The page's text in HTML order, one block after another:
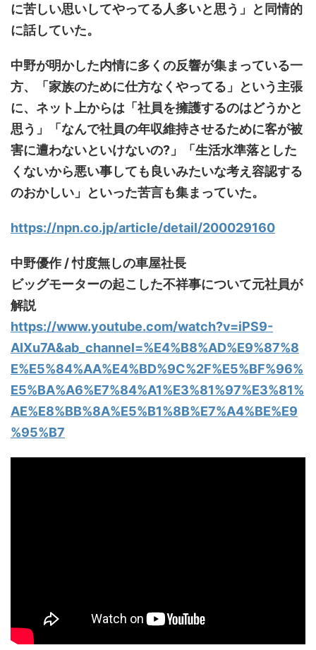
に苦しい思いしてやってる人多いと思う」と同情的
に話していた。
中野が明かした内情に多くの反響が集まっている一
方、「家族のために仕方なくやってる」という主張
に、ネット上からは「社員を擁護するのはどうかと
思う」「なんで社員の年収維持させるために客が被
害に遭わないといけないの?」「生活水準落とした
くないから悪い事しても良いみたいな考え容認する
のおかしい」といった苦言も集まっていた。
https://npn.co.jp/article/detail/200029160
中野優作 / 忖度無しの車屋社長
ビッグモーターの起こした不祥事について元社員が
解説
https://www.youtube.com/watch?v=iPS9-
AIXu7A&ab_channel=%E4%B8%AD%E9%87%8
E%E5%84%AA%E4%BD%9C%2F%E5%BF%96%
E5%BA%A6%E7%84%A1%E3%81%97%E3%81%
AE%E8%BB%8A%E5%B1%8B%E7%A4%BE%E9
%95%B7